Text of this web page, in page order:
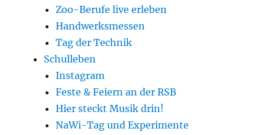
Zoo-Berufe live erleben
Handwerksmessen
Tag der Technik
Schulleben
Instagram
Feste & Feiern an der RSB
Hier steckt Musik drin!
NaWi-Tag und Experimente